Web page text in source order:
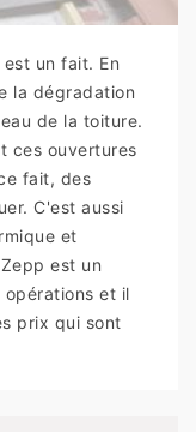
un fait. En
la dégradation
de la toiture.
ces ouvertures
fait, des
C'est aussi
et
est un
et il
prix qui sont